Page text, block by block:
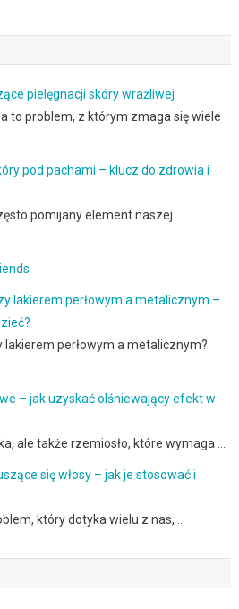
pielęgnacji skóry wrażliwej
to problem, z którym zmaga się wiele
pod pachami – klucz do zdrowia i
pomijany element naszej
lakierem perłowym a metalicznym –
perłowym a metalicznym?
– jak uzyskać olśniewający efekt w
ale także rzemiosło, które wymaga …
się włosy – jak je stosować i
który dotyka wielu z nas, …